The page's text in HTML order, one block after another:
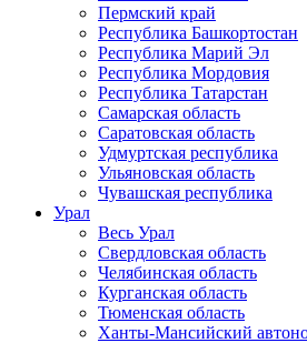
Пермский край
Республика Башкортостан
Республика Марий Эл
Республика Мордовия
Республика Татарстан
Самарская область
Саратовская область
Удмуртская республика
Ульяновская область
Чувашская республика
Урал
Весь Урал
Свердловская область
Челябинская область
Курганская область
Тюменская область
Ханты-Мансийский